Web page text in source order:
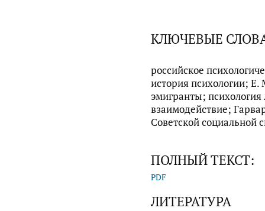
КЛЮЧЕВЫЕ
российское
история психологии;
эмигранты;
взаимодействие;
Советской социальной
ПОЛНЫЙ ТЕКСТ:
PDF
ЛИТЕРАТУРА